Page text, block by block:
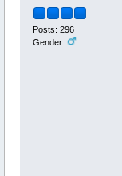
Posts: 296
Gender: